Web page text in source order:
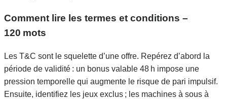
Comment lire les termes et conditions –
120 mots
Les T&C sont le squelette d’une offre. Repérez d’abord la
période de validité : un bonus valable 48 h impose une
pression temporelle qui augmente le risque de pari impulsif.
Ensuite, identifiez les jeux exclus ; les machines à sous à